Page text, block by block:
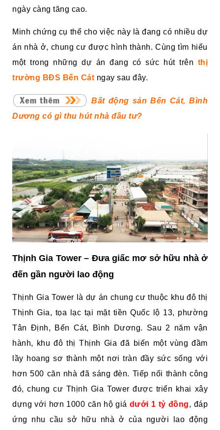
ngày càng tăng cao.
Minh chứng cụ thể cho việc này là đang có nhiều dự
án nhà ở, chung cư được hình thành. Cùng tìm hiểu
một trong những dự án đang có sức hút trên thị
trường BĐS Bến Cát ngay sau đây.
Bất động sản Bến Cát, Bình
Dương có gì thu hút nhà đầu tư?
Thịnh Gia Tower – Đưa giấc mơ sở hữu nhà ở
đến gần người lao động
Thịnh Gia Tower là dự án chung cư thuộc khu đô thị
Thịnh Gia, tọa lạc tại mặt tiền Quốc lộ 13, phường
Tân Định, Bến Cát, Bình Dương. Sau 2 năm vận
hành, khu đô thị Thịnh Gia đã biến một vùng đầm
lầy hoang sơ thành một nơi tràn đầy sức sống với
hơn 500 căn nhà đã sáng đèn. Tiếp nối thành công
đó, chung cư Thịnh Gia Tower được triển khai xây
dựng với hơn 1000 căn hộ giá dưới 1 tỷ đồng, đáp
ứng nhu cầu sở hữu nhà ở của người lao động